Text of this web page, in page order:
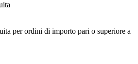
per ordini di importo pari o superiore a